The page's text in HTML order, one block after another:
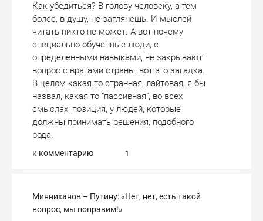
Как убедиться? В голову человеку, а тем
более, в душу, не заглянешь. И мыслей
читать никто не может. А вот почему
специально обученные люди, с
определенными навыками, не закрывают
вопрос с врагами страны, вот это загадка.
В целом какая то странная, лайтовая, я бы
назвал, какая то "пассивная", во всех
смыслах, позиция, у людей, которые
должны принимать решения, подобного
рода.
к комментарию 1
Минниханов – Путину: «Нет, нет, есть такой
вопрос, мы поправим!»